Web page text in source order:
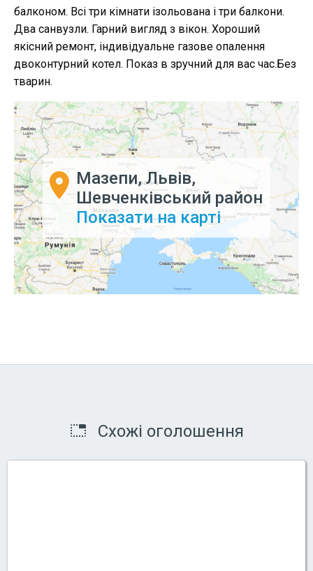
балконом. Всі три кімнати ізольована і три балкони.
Два санвузли. Гарний вигляд з вікон. Хороший
якісний ремонт, індивідуальне газове опалення
двоконтурний котел. Показ в зручний для вас час.Без
тварин.
Мазепи, Львів,
Шевченківський район
Показати на карті
Схожі оголошення